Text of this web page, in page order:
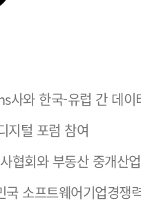
사와 한국-유럽 간 데이
지털 포럼 참여
협회와 부동산 중개산
국 소프트웨어기업경쟁